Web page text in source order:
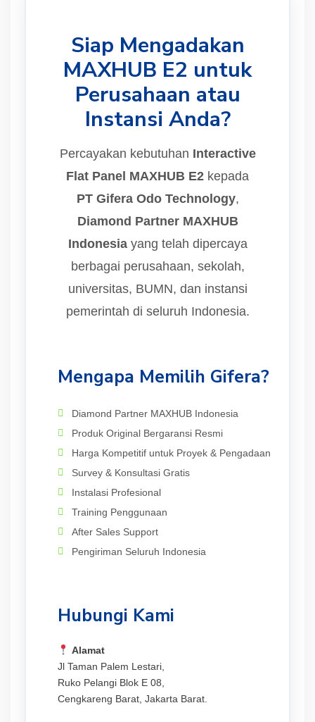
Siap Mengadakan
MAXHUB E2 untuk
Perusahaan atau
Instansi Anda?
Percayakan kebutuhan Interactive
Flat Panel MAXHUB E2 kepada
PT Gifera Odo Technology,
Diamond Partner MAXHUB
Indonesiayang telah dipercaya
berbagai perusahaan, sekolah,
universitas, BUMN, dan instansi
pemerintah di seluruh Indonesia.
Mengapa Memilih Gifera?
Diamond Partner MAXHUB Indonesia
Produk Original Bergaransi Resmi
Harga Kompetitif untuk Proyek & Pengadaan
Survey & Konsultasi Gratis
Instalasi Profesional
Training Penggunaan
After Sales Support
Pengiriman Seluruh Indonesia
Hubungi Kami
Alamat
Jl Taman Palem Lestari,
Ruko Pelangi Blok E 08,
Cengkareng Barat, Jakarta Barat.